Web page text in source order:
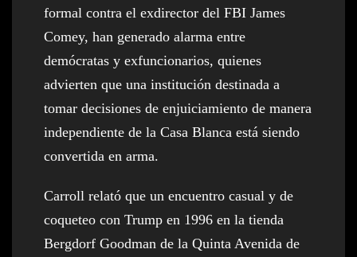
formal contra el exdirector del FBI James
Comey, han generado alarma entre
demócratas y exfuncionarios, quienes
advierten que una institución destinada a
tomar decisiones de enjuiciamiento de manera
independiente de la Casa Blanca está siendo
convertida en arma.
Carroll relató que un encuentro casual y de
coqueteo con Trump en 1996 en la tienda
Bergdorf Goodman de la Quinta Avenida de